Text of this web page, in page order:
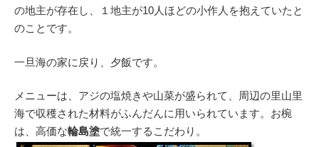
の地主が存在し、１地主が10人ほどの小作人を抱えていたと
のことです。
一旦海の家に戻り、夕飯です。
メニューは、アジの塩焼きや山菜が盛られて、周辺の里山里
海で収穫された材料がふんだんに用いられています。お椀
は、高価な輪島塗で統一するこだわり。